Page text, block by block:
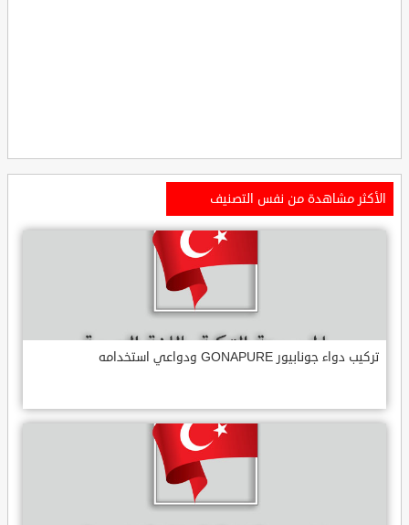
الأكثر مشاهدة من نفس التصنيف
تركيب دواء جونابيور GONAPURE ودواعي استخدامه